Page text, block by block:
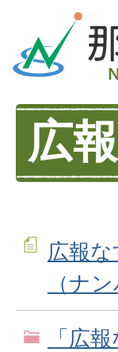
広
広報
（ナ
「広